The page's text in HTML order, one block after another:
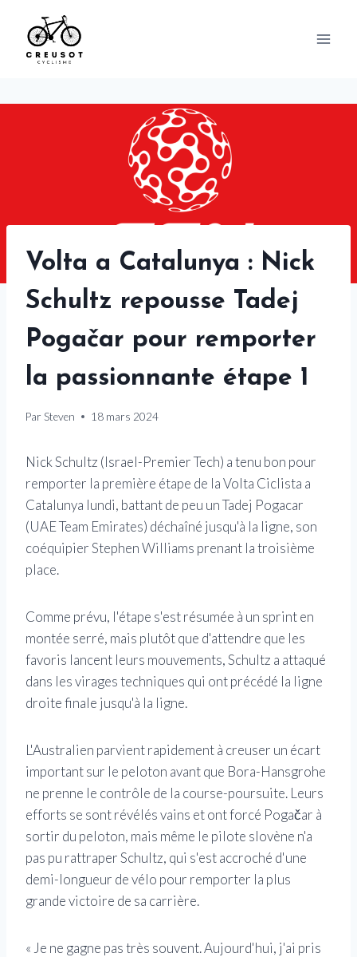
content
Volta a Catalunya : Nick
Schultz repousse Tadej
Pogačar pour remporter
la passionnante étape 1
Par Steven 18 mars 2024
Nick Schultz (Israel-Premier Tech) a tenu bon pour
remporter la première étape de la Volta Ciclista a
Catalunya lundi, battant de peu un Tadej Pogacar
(UAE Team Emirates) déchaîné jusqu'à la ligne, son
coéquipier Stephen Williams prenant la troisième
place.
Comme prévu, l'étape s'est résumée à un sprint en
montée serré, mais plutôt que d'attendre que les
favoris lancent leurs mouvements, Schultz a attaqué
dans les virages techniques qui ont précédé la ligne
droite finale jusqu'à la ligne.
L'Australien parvient rapidement à creuser un écart
important sur le peloton avant que Bora-Hansgrohe
ne prenne le contrôle de la course-poursuite. Leurs
efforts se sont révélés vains et ont forcé Pogačar à
sortir du peloton, mais même le pilote slovène n'a
pas pu rattraper Schultz, qui s'est accroché d'une
demi-longueur de vélo pour remporter la plus
grande victoire de sa carrière.
« Je ne gagne pas très souvent. Aujourd'hui, j'ai pris